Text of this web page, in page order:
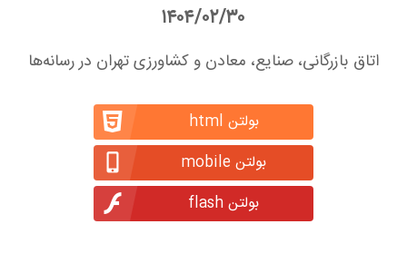
۱۴۰۴/۰۲/۳۰
اتاق بازرگانی، صنایع، معادن و کشاورزی تهران در رسانه‌ها
بولتن html
بولتن mobile
بولتن flash